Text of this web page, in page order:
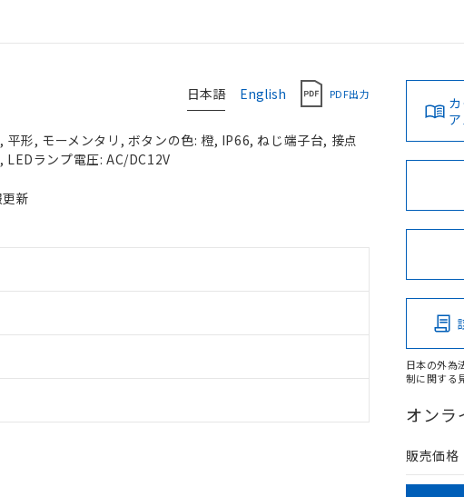
日本語 English PDF出力
形, モーメンタリ, ボタンの色: 橙, IP66, ねじ端子台, 接点
ランプ電圧: AC/DC12V
新
日本の外為
制に関する
オンラ
販売価格